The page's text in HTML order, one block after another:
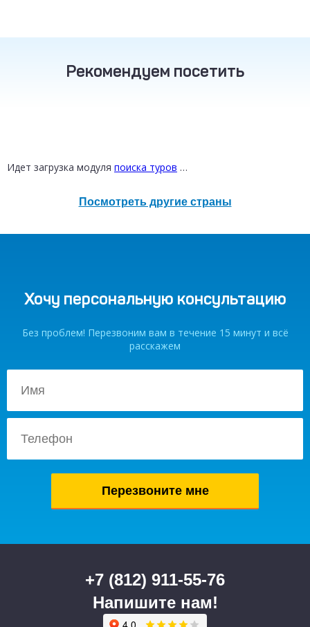
Рекомендуем посетить
Идет загрузка модуля поиска туров …
Посмотреть другие страны
Хочу персональную консультацию
Без проблем! Перезвоним вам в течение 15 минут и всё
расскажем
+7 (812) 911-55-76
Напишите нам!